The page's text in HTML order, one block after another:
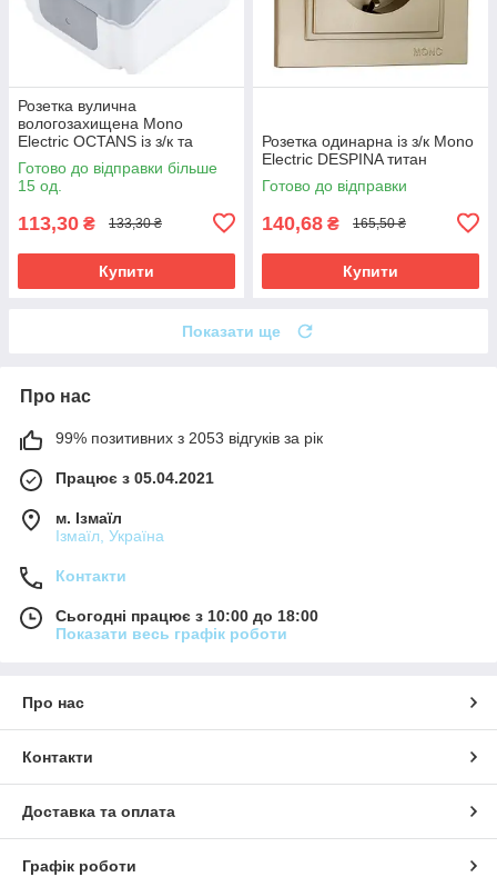
Розетка вулична
вологозахищена Mono
Electric OCTANS із з/к та
кришкою IP54 сіра
Готово до відправки більше
15 од.
113,30 ₴ 133,30 ₴
Купити
Розетка одинарна із з/к Mono
Electric DESPINA титан
Готово до відправки
140,68 ₴ 165,50 ₴
Купити
Показати ще
Про нас
99% позитивних з 2053 відгуків за рік
Працює з 05.04.2021
м. Ізмаїл
Ізмаїл, Україна
Контакти
Сьогодні працює з 10:00 до 18:00
Показати весь графік роботи
Про нас
Контакти
Доставка та оплата
Графік роботи